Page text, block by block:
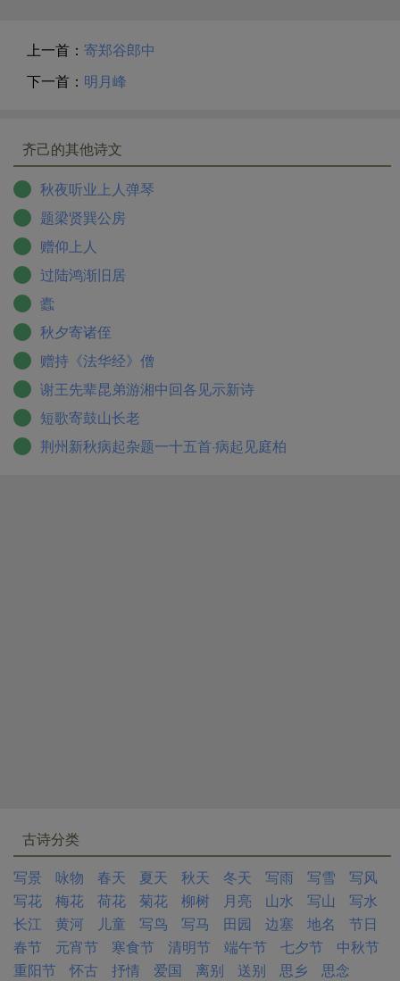
上一首： 寄郑谷郎中
下一首： 明月峰
齐己的其他诗文
秋夜听业上人弹琴
题梁贤巽公房
赠仰上人
过陆鸿渐旧居
蠹
秋夕寄诸侄
赠持《法华经》僧
谢王先辈昆弟游湘中回各见示新诗
短歌寄鼓山长老
荆州新秋病起杂题一十五首·病起见庭柏
古诗分类
写景
咏物 春天 夏天 秋天 冬天 写雨 写雪
写风
写花
梅花 荷花 菊花 柳树 月亮 山水 写山
写水
长江
黄河 儿童 写鸟 写马 田园 边塞 地名
节日
春节
元宵节 寒食节 清明节 端午节 七夕节
中秋节
重阳节
怀古 抒情 爱国 离别 送别 思乡 思念